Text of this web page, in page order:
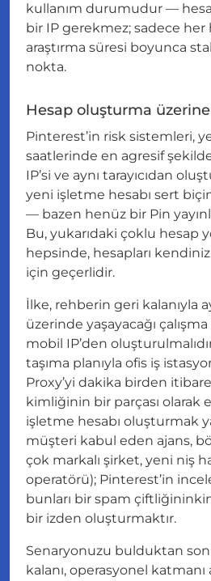
kullanım durumudur — hesap
bir IP gerekmez; sadece
araştırma süresi boyunca
nokta.
Hesap oluşturma
Pinterest’in risk sistemleri,
saatlerinde en agresif şekilde
IP’si ve aynı tarayıcıdan
yeni işletme hesabı sert
— bazen henüz bir Pin
Bu, yukarıdaki çoklu hesap
hepsinde, hesapları kendiniz
için geçerlidir.
İlke, rehberin geri kalanıyla
üzerinde yaşayacağı
mobil IP’den
taşıma planıyla ofis iş
Proxy’yi dakika birden
kimliğinin bir parçası olarak
işletme hesabı oluşturmak
müşteri kabul eden ajans,
çok markalı şirket, yeni niş
operatörü); Pinterest’in
bunları bir spam
bir izden oluşturmaktır.
Senaryonuzu bulduktan
kalanı, operasyonel katmanı